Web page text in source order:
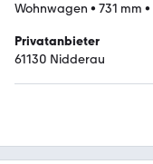
Wohnwagen • 731 mm •
Privatanbieter
61130 Nidderau